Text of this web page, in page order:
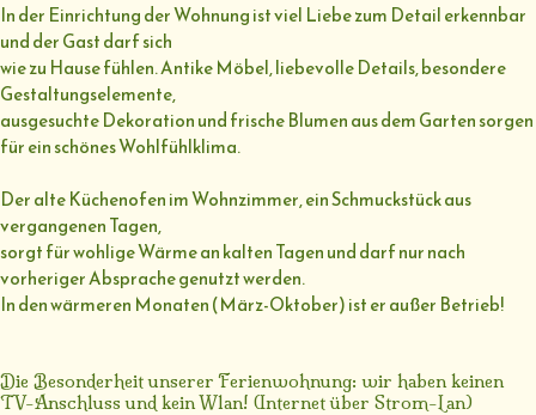
In der Einrichtung der Wohnung ist viel Liebe zum Detail erkennbar
und der Gast darf sich
wie zu Hause fühlen. Antike Möbel, liebevolle Details, besondere
Gestaltungselemente,
ausgesuchte Dekoration und frische Blumen aus dem Garten sorgen
für ein schönes Wohlfühlklima.
Der alte Küchenofen im Wohnzimmer, ein Schmuckstück aus
vergangenen Tagen,
sorgt für wohlige Wärme an kalten Tagen und darf nur nach
vorheriger Absprache genutzt werden.
In den wärmeren Monaten (März-Oktober) ist er außer Betrieb!
Die Besonderheit unserer Ferienwohnung: wir haben keinen
TV-Anschluss und kein Wlan! (Internet über Strom-Lan)